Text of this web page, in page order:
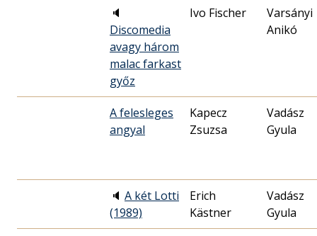
🔈
Discomedia
avagy három
malac farkast
győz
Ivo Fischer
Varsányi
Anikó
A felesleges
angyal
Kapecz
Zsuzsa
Vadász
Gyula
🔈 A két Lotti
(1989)
Erich
Kästner
Vadász
Gyula